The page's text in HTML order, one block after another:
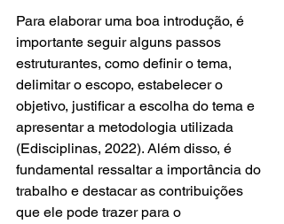
Para elaborar uma boa introdução, é
importante seguir alguns passos
estruturantes, como definir o tema,
delimitar o escopo, estabelecer o
objetivo, justificar a escolha do tema e
apresentar a metodologia utilizada
(Edisciplinas, 2022). Além disso, é
fundamental ressaltar a importância do
trabalho e destacar as contribuições
que ele pode trazer para o